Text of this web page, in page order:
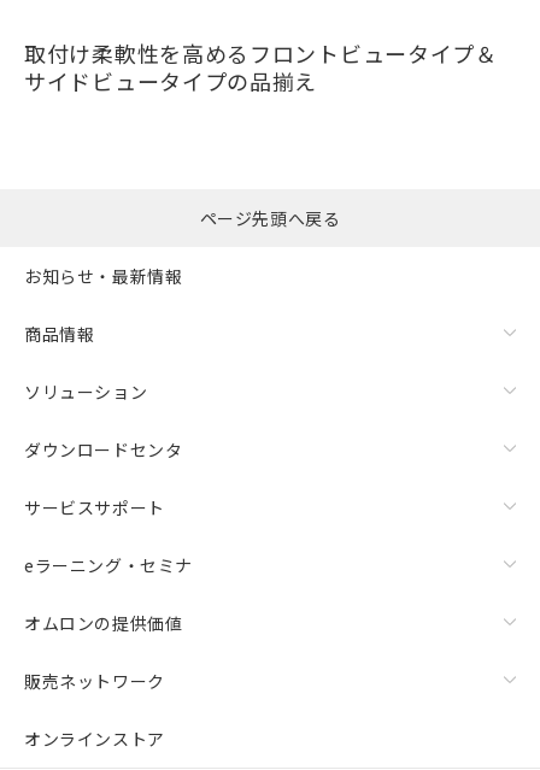
取付け柔軟性を高めるフロントビュータイプ＆
サイドビュータイプの品揃え
ページ先頭へ戻る
お知らせ・最新情報
商品情報
ソリューション
ダウンロードセンタ
サービスサポート
eラーニング・セミナ
オムロンの提供価値
販売ネットワーク
オンラインストア